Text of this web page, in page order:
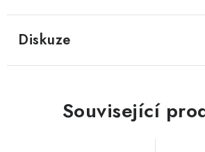
Diskuze
Související